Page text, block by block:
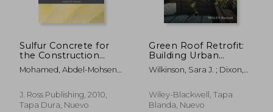
Sulfur Concrete for
the Construction
Industry: A
Sustainable
Approach (en Inglés)
Mohamed, Abdel-Mohsen ;
J. Ross Publishing, 2010,
Tapa Dura, Nuevo
Green Roof Retrofit:
Building Urban
Resilience (en Inglés)
Wilkinson, Sara J. ; Dixon,
Wiley-Blackwell, Tapa
Blanda, Nuevo